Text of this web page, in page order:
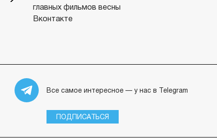
главных фильмов весны
Вконтакте
Все самое интересное — у нас в Telegram
ПОДПИСАТЬСЯ